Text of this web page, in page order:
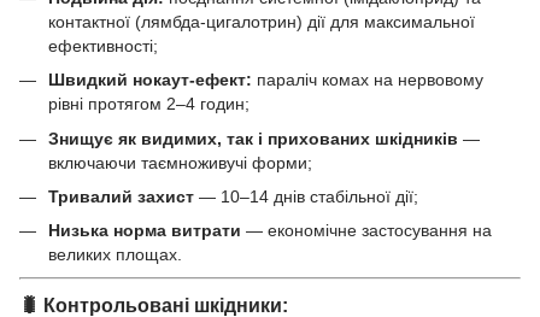
контактної (лямбда-цигалотрин) дії для максимальної
ефективності;
Швидкий нокаут-ефект: параліч комах на нервовому
рівні протягом 2–4 годин;
Знищує як видимих, так і прихованих шкідників —
включаючи таємноживучі форми;
Тривалий захист — 10–14 днів стабільної дії;
Низька норма витрати — економічне застосування на
великих площах.
🐛 Контрольовані шкідники: